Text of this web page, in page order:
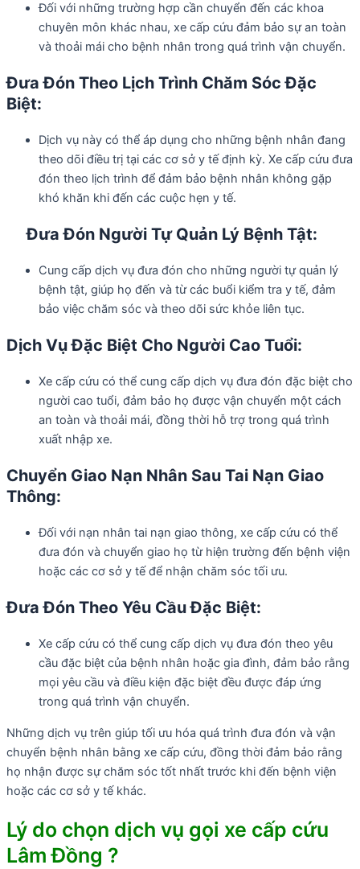
Đối với những trường hợp cần chuyển đến các khoa
chuyên môn khác nhau, xe cấp cứu đảm bảo sự an toàn
và thoải mái cho bệnh nhân trong quá trình vận chuyển.
Đưa Đón Theo Lịch Trình Chăm Sóc Đặc
Biệt:
Dịch vụ này có thể áp dụng cho những bệnh nhân đang
theo dõi điều trị tại các cơ sở y tế định kỳ. Xe cấp cứu đưa
đón theo lịch trình để đảm bảo bệnh nhân không gặp
khó khăn khi đến các cuộc hẹn y tế.
Đưa Đón Người Tự Quản Lý Bệnh Tật:
Cung cấp dịch vụ đưa đón cho những người tự quản lý
bệnh tật, giúp họ đến và từ các buổi kiểm tra y tế, đảm
bảo việc chăm sóc và theo dõi sức khỏe liên tục.
Dịch Vụ Đặc Biệt Cho Người Cao Tuổi:
Xe cấp cứu có thể cung cấp dịch vụ đưa đón đặc biệt cho
người cao tuổi, đảm bảo họ được vận chuyển một cách
an toàn và thoải mái, đồng thời hỗ trợ trong quá trình
xuất nhập xe.
Chuyển Giao Nạn Nhân Sau Tai Nạn Giao
Thông:
Đối với nạn nhân tai nạn giao thông, xe cấp cứu có thể
đưa đón và chuyển giao họ từ hiện trường đến bệnh viện
hoặc các cơ sở y tế để nhận chăm sóc tối ưu.
Đưa Đón Theo Yêu Cầu Đặc Biệt:
Xe cấp cứu có thể cung cấp dịch vụ đưa đón theo yêu
cầu đặc biệt của bệnh nhân hoặc gia đình, đảm bảo rằng
mọi yêu cầu và điều kiện đặc biệt đều được đáp ứng
trong quá trình vận chuyển.
Những dịch vụ trên giúp tối ưu hóa quá trình đưa đón và vận
chuyển bệnh nhân bằng xe cấp cứu, đồng thời đảm bảo rằng
họ nhận được sự chăm sóc tốt nhất trước khi đến bệnh viện
hoặc các cơ sở y tế khác.
Lý do chọn dịch vụ gọi xe cấp cứu
Lâm Đồng ?